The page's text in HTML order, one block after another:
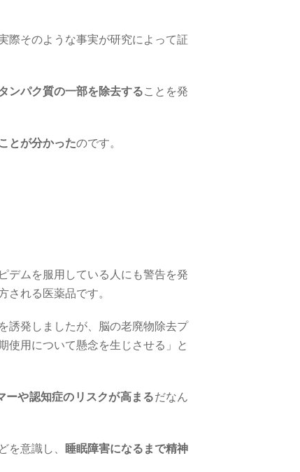
際そのような事実が研究によって証
ンパク質の一部を除去することを発
とが分かったのです。
デムを服用している人にも警告を発
される医薬品です。
誘発しましたが、脳の老廃物除去プ
使用について懸念を生じさせる」と
ーや認知症のリスクが高まるだなん
を意識し、
睡眠障害になるまで精神